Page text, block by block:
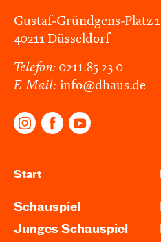
Gustaf-Gründgens-Platz 1
40211 Düsseldorf
Telefon: 0211.85 23 0
E-Mail: info@dhaus.de
Start
Schauspiel
Junges Schauspiel